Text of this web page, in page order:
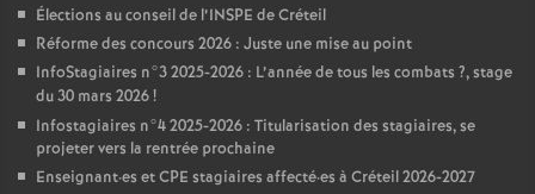
Élections au conseil de l’INSPE de Créteil
Réforme des concours 2026 : Juste une mise au point
InfoStagiaires n°3 2025-2026 : L’année de tous les combats ?, stage
du 30 mars 2026!
Infostagiaires n°4 2025-2026 : Titularisation des stagiaires, se
projeter vers la rentrée prochaine
Enseignant·es etCPE stagiaires affecté·es à Créteil 2026-2027